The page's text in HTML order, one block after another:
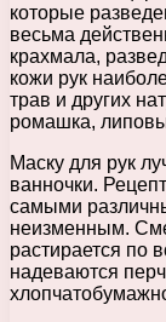
которые
весьма
крахмала,
кожи рук
трав и других
ромашка,
Маску для рук
ванночки.
самыми
неизменным.
растирается по
надеваются